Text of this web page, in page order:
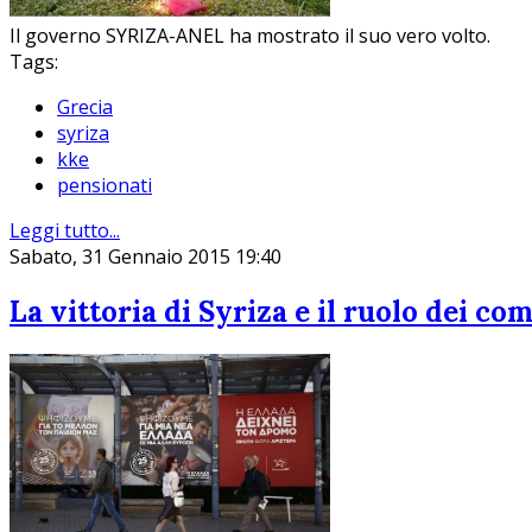
Il governo SYRIZA-ANEL ha mostrato il suo vero volto.
Tags:
Grecia
syriza
kke
pensionati
Leggi tutto...
Sabato, 31 Gennaio 2015 19:40
La vittoria di Syriza e il ruolo dei